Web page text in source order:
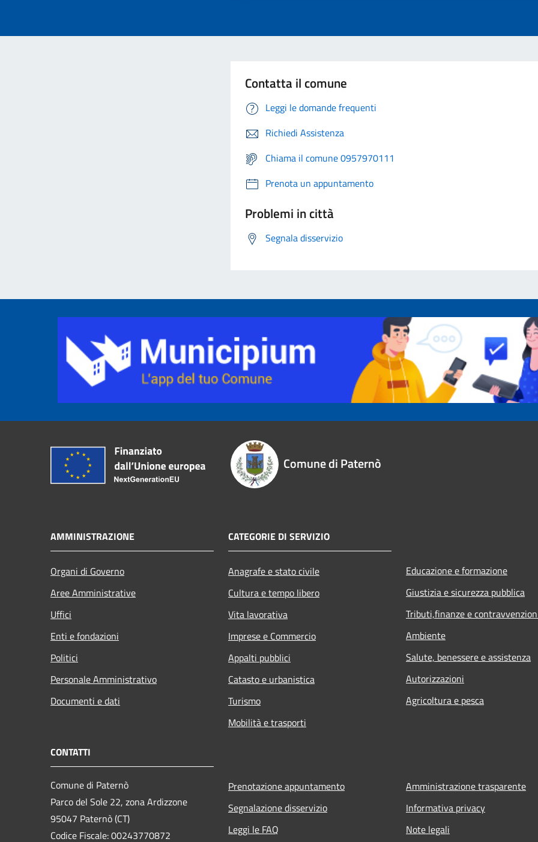
Contatta il comune
Leggi le domande frequenti
Richiedi Assistenza
Chiama il comune 0957970111
Prenota un appuntamento
Problemi in città
Segnala disservizio
Comune di Paternò
AMMINISTRAZIONE
Organi di Governo
Aree Amministrative
Uffici
Enti e fondazioni
Politici
Personale Amministrativo
Documenti e dati
CATEGORIE DI SERVIZIO
Anagrafe e stato civile
Cultura e tempo libero
Vita lavorativa
Imprese e Commercio
Appalti pubblici
Catasto e urbanistica
Turismo
Mobilità e trasporti
Educazione e formazione
Giustizia e sicurezza pubblica
Tributi,finanze e
Ambiente
Salute, benessere e assistenza
Autorizzazioni
Agricoltura e pesca
CONTATTI
Comune di Paternò
Parco del Sole 22, zona Ardizzone
95047 Paternò (CT)
Codice Fiscale: 00243770872
Prenotazione appuntamento
Segnalazione disservizio
Leggi le FAQ
Amministrazione trasparente
Informativa privacy
Note legali